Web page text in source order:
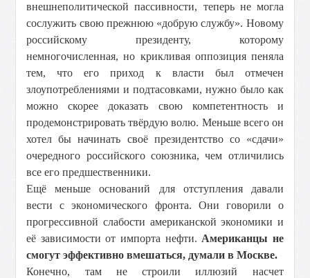
внешнеполитической пассивности, теперь не могла
сослужить свою прежнюю «добрую службу». Новому
российскому президенту, которому
немногочисленная, но крикливая оппозиция пеняла
тем, что его приход к власти был отмечен
злоупотреблениями и подтасовками, нужно было как
можно скорее доказать свою компетентность и
продемонстрировать твёрдую волю. Меньше всего он
хотел бы начинать своё президентство со «сдачи»
очередного российского союзника, чем отличились
все его предшественники.
Ещё меньше оснований для отступления давали
вести с экономического фронта. Они говорили о
прогрессивной слабости американской экономики и
её зависимости от импорта нефти. Американцы не
смогут эффективно вмешаться, думали в Москве.
Конечно, там не строили иллюзий насчет